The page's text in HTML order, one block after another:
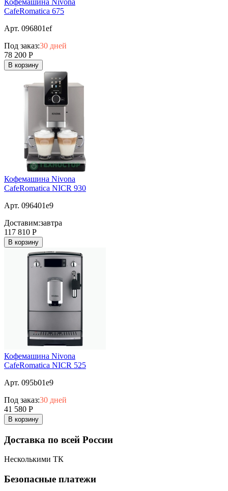
CafeRomatica 675
Арт. 096801ef
Под заказ:30 дней
78 200 Р
В корзину
Кофемашина Nivona
CafeRomatica NICR 930
Арт. 096401e9
Доставим:завтра
117 810 Р
В корзину
Кофемашина Nivona
CafeRomatica NICR 525
Арт. 095b01e9
Под заказ:30 дней
41 580 Р
В корзину
Доставка по всей России
Несколькими ТК
Безопасные платежи